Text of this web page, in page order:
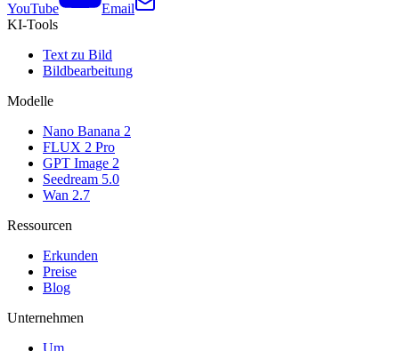
YouTube
Email
KI-Tools
Text zu Bild
Bildbearbeitung
Modelle
Nano Banana 2
FLUX 2 Pro
GPT Image 2
Seedream 5.0
Wan 2.7
Ressourcen
Erkunden
Preise
Blog
Unternehmen
Um